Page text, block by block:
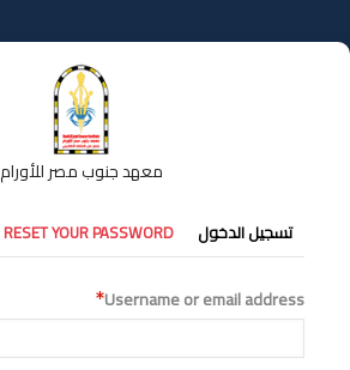
إلى
المحتوى
معهد جنوب مصر للأورام
التبويبات
الأساسية
تسجيل الدخول RESET YOUR PASSWORD
Username or email address